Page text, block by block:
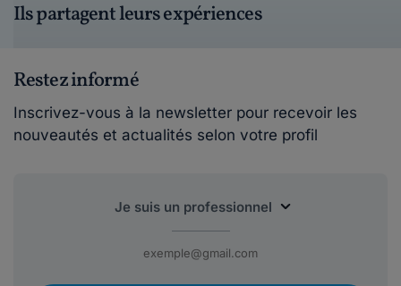
Ils partagent leurs expériences
Restez informé
Inscrivez-vous à la newsletter pour recevoir les
nouveautés et actualités selon votre profil